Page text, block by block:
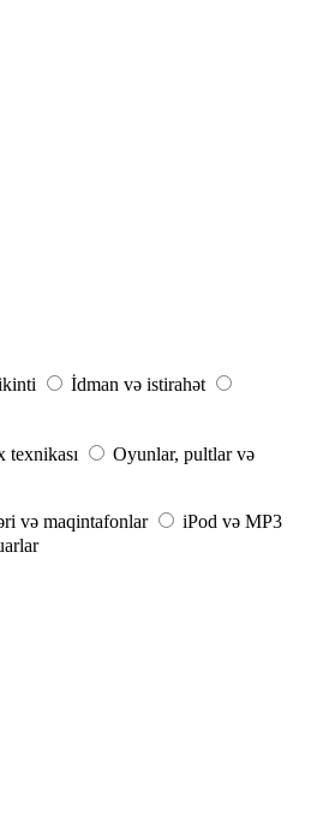
İdman və istirahət
texnikası
Oyunlar, pultlar və
və maqintafonlar
iPod və MP3